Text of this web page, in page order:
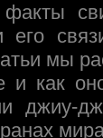
его
мы
и как
джиу-